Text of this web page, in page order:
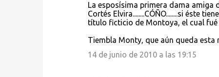
La esposísima primera dama amiga
Cortés Elvira........CÓÑO........si éste
título ficticio de Montoya, el cual
Tiembla Monty, que aún queda esta
14 de junio de 2010 a las 19:15